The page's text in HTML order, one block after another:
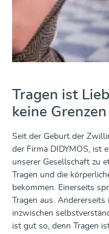
Tragen ist
keine
Seit der Geburt der
der Firma DIDYMOS, ist
unserer Gesellschaft zu
Tragen und die
bekommen. Einerseits
Tragen aus.
inzwischen
ist gut so, denn Tragen